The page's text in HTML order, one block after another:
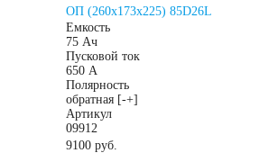
ОП (260x173x225) 85D26L
Емкость
75 Ач
Пусковой ток
650 А
Полярность
обратная [-+]
Артикул
09912
9100 руб.